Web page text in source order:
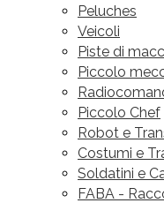
Peluches
Veicoli
Piste di
Piccolo
Piccolo Chef
Robot e
Costumi e
Soldatini e
FABA -